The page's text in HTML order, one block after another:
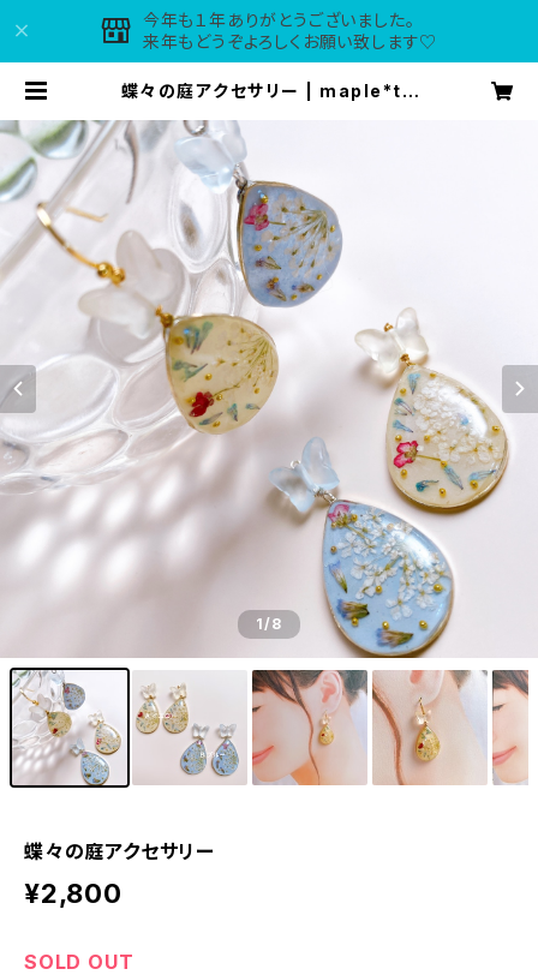
今年も１年ありがとうございました。
来年もどうぞよろしくお願い致します♡
蝶々の庭アクセサリー | maple*tir
1/8
蝶々の庭アクセサリー
¥2,800
SOLD OUT